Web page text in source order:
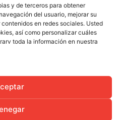
y de terceros para obtener
del usuario, mejorar su
en redes sociales. Usted
así como personalizar cuáles
toda la información en nuestra